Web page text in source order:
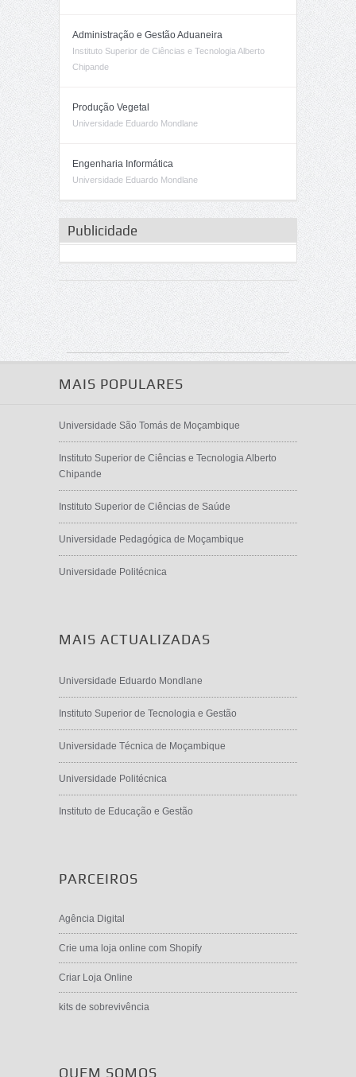
Administração e Gestão Aduaneira
Instituto Superior de Ciências e Tecnologia Alberto
Chipande
Produção Vegetal
Universidade Eduardo Mondlane
Engenharia Informática
Universidade Eduardo Mondlane
Publicidade
MAIS POPULARES
Universidade São Tomás de Moçambique
Instituto Superior de Ciências e Tecnologia Alberto
Chipande
Instituto Superior de Ciências de Saúde
Universidade Pedagógica de Moçambique
Universidade Politécnica
MAIS ACTUALIZADAS
Universidade Eduardo Mondlane
Instituto Superior de Tecnologia e Gestão
Universidade Técnica de Moçambique
Universidade Politécnica
Instituto de Educação e Gestão
PARCEIROS
Agência Digital
Crie uma loja online com Shopify
Criar Loja Online
kits de sobrevivência
QUEM SOMOS